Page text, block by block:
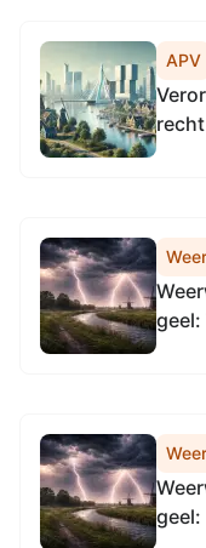
APV
geel:
geel: